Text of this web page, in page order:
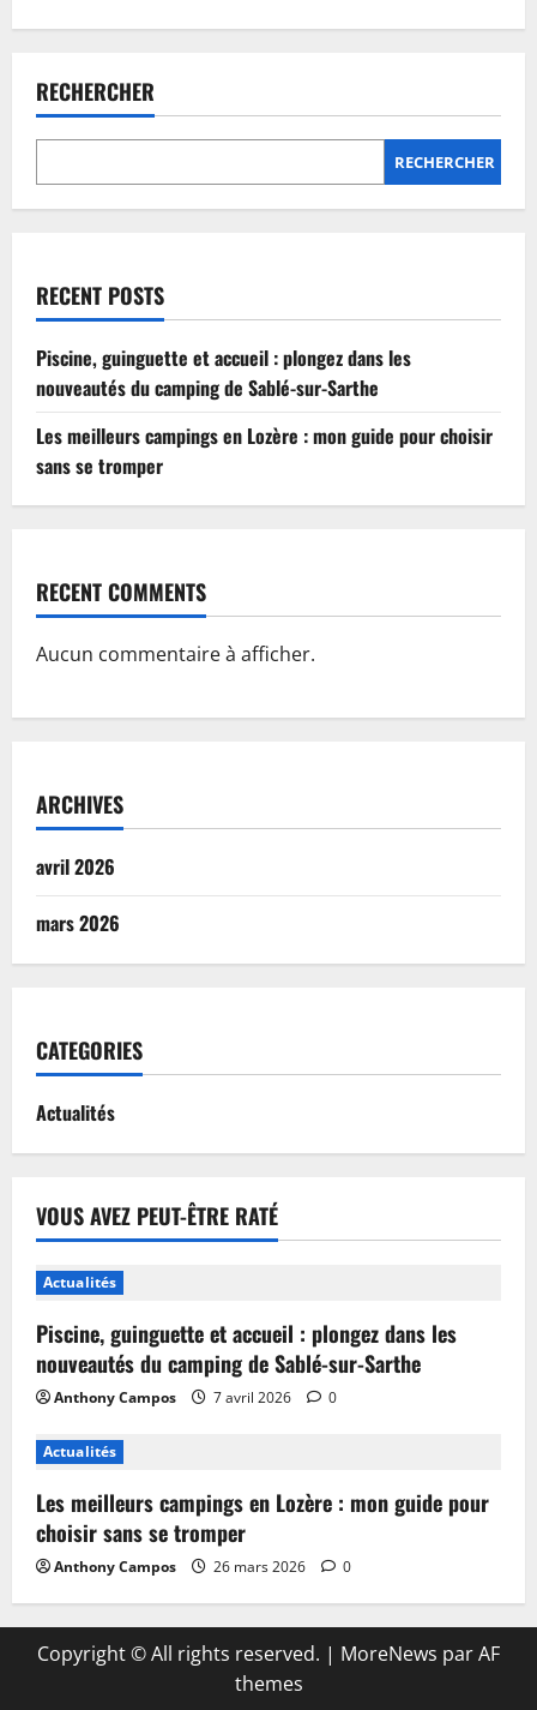
en
Lozère
:
mon
choisir
sans
RECHERCHER
RECHERCHER
RECENT POSTS
Piscine, guinguette et accueil : plongez dans les
nouveautés du camping de Sablé-sur-Sarthe
Les meilleurs campings en Lozère : mon guide pour choisir
sans se tromper
RECENT COMMENTS
Aucun commentaire à afficher.
ARCHIVES
avril 2026
mars 2026
CATEGORIES
Actualités
VOUS AVEZ PEUT-ÊTRE RATÉ
Actualités
Piscine, guinguette et accueil : plongez dans les
nouveautés du camping de Sablé-sur-Sarthe
Anthony Campos 7 avril 2026 0
Actualités
Les meilleurs campings en Lozère : mon guide pour
choisir sans se tromper
Anthony Campos 26 mars 2026 0
Copyright © All rights reserved. | MoreNews par AF
themes